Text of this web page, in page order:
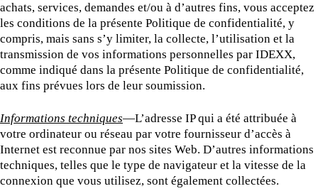
achats, services, demandes et/ou à d’autres fins, vous acceptez
les conditions de la présente Politique de confidentialité, y
compris, mais sans s’y limiter, la collecte, l’utilisation et la
transmission de vos informations personnelles par IDEXX,
comme indiqué dans la présente Politique de confidentialité,
aux fins prévues lors de leur soumission.
Informations techniques—L’adresse IP qui a été attribuée à
votre ordinateur ou réseau par votre fournisseur d’accès à
Internet est reconnue par nos sites Web. D’autres informations
techniques, telles que le type de navigateur et la vitesse de la
connexion que vous utilisez, sont également collectées.